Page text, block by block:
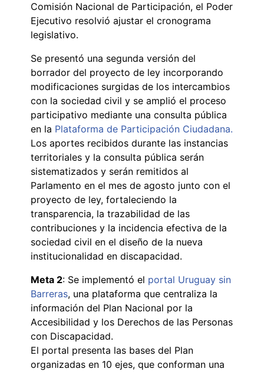
Comisión Nacional de Participación, el Poder
Ejecutivo resolvió ajustar el cronograma
legislativo.
Se presentó una segunda versión del
borrador del proyecto de ley incorporando
modificaciones surgidas de los intercambios
con la sociedad civil y se amplió el proceso
participativo mediante una consulta pública
en la Plataforma de Participación Ciudadana.
Los aportes recibidos durante las instancias
territoriales y la consulta pública serán
sistematizados y serán remitidos al
Parlamento en el mes de agosto junto con el
proyecto de ley, fortaleciendo la
transparencia, la trazabilidad de las
contribuciones y la incidencia efectiva de la
sociedad civil en el diseño de la nueva
institucionalidad en discapacidad.
Meta 2: Se implementó el portal Uruguay sin
Barreras, una plataforma que centraliza la
información del Plan Nacional por la
Accesibilidad y los Derechos de las Personas
con Discapacidad.
El portal presenta las bases del Plan
organizadas en 10 ejes, que conforman una